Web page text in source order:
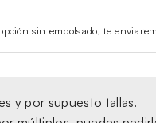
sin embolsado, te
y por supuesto tallas.